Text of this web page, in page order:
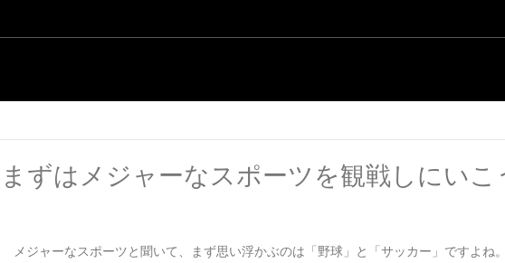
まずはメジャーなスポーツを観戦しにいこ
メジャーなスポーツと聞いて、まず思い浮かぶのは「野球」と「サッカー」ですよね。